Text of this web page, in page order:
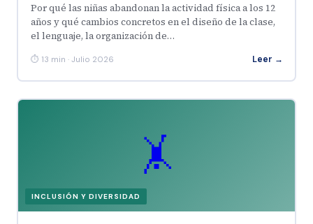
Por qué las niñas abandonan la actividad física a los 12
años y qué cambios concretos en el diseño de la clase,
el lenguaje, la organización de…
⏱ 13 min · Julio 2026 Leer →
🤸
INCLUSIÓN Y DIVERSIDAD